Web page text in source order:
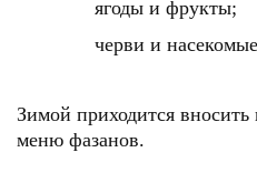
ягоды и фрукты;
черви и
Зимой приходится
меню фазанов.